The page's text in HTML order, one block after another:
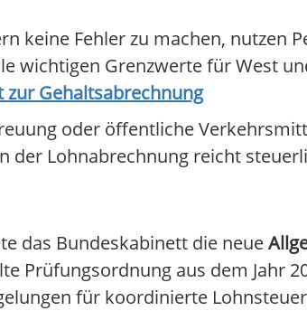
keine Fehler zu machen, nutzen
wichtigen Grenzwerte für West
zur Gehaltsabrechnung
oder öffentliche
der Lohnabrechnung reicht
das Bundeskabinett die neue
Prüfungsordnung aus dem Jahr
für koordinierte